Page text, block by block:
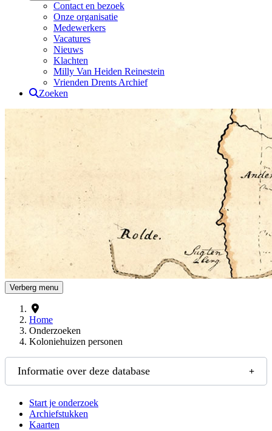
Contact en bezoek
Onze organisatie
Medewerkers
Vacatures
Nieuws
Klachten
Milly Van Heiden Reinestein
Vrienden Drents Archief
Zoeken
Drents Archief
Verberg menu
Home
Onderzoeken
Koloniehuizen personen
Informatie over deze database
Start je onderzoek
Archiefstukken
Kaarten